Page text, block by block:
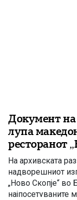
Документ
лупа
ресторанот
На архивската
надворешниот
„Ново Скопје“ во
најпосетуваните